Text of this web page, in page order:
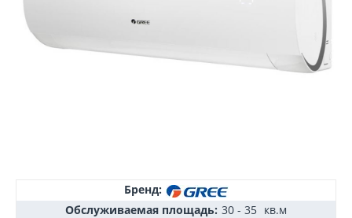
Бренд:
Обслуживаемая площадь: 30 - 35 кв.м